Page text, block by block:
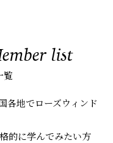
list
覧
各地でローズウィンド
的に学んでみたい方